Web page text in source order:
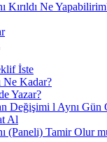
Kırıldı Ne
İste
Ne Kadar?
Yazar?
Değişimi l Aynı Gün
Al
(Paneli) Tamir Olur